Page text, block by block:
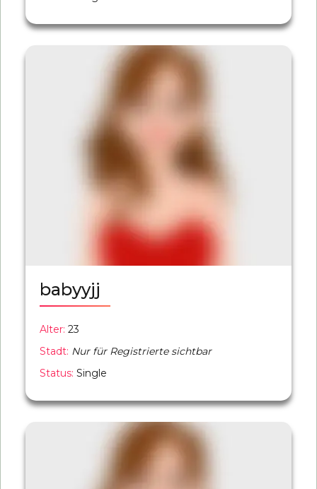
babyyjj
Alter: 23
Stadt: Nur für Registrierte sichtbar
Status: Single